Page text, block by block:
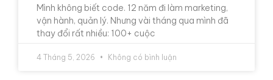
Mình không biết code. 12 năm đi làm marketing,
vận hành, quản lý. Nhưng vài tháng qua mình đã
thay đổi rất nhiều: 100+ cuộc
4 Tháng 5, 2026 Không có bình luận